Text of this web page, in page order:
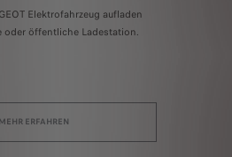
Elektrofahrzeug aufladen
oder öffentliche Ladestation.
MEHR ERFAHREN